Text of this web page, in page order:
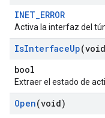
INET_ERROR
Activa la interfaz del
IsInterfaceUp
bool
Extraer el estado de
Open(void)